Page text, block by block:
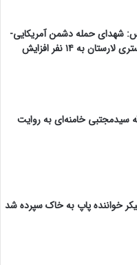
شهدای حمله دشمن آمریکایی-
صهیونیستی به دادگستری لارستان به ۱۴ نفر افزایش
سیدمجتبی خامنه‌ای به روایت
خواننده پاپ به خاک سپرده شد